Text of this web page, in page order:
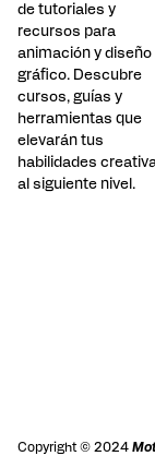
de tutoriales y
recursos para
animación y diseño
gráfico. Descubre
cursos, guías y
herramientas que
elevarán tus
habilidades
al siguiente nivel.
Copyright © 2024